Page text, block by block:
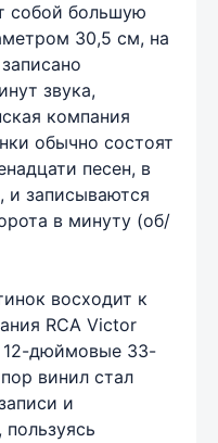
собой большую
30,5 см, на
звука,
компания
обычно состоят
песен, в
и записываются
в минуту (об/
восходит к
RCA Victor
12-дюймовые 33-
винил стал
и